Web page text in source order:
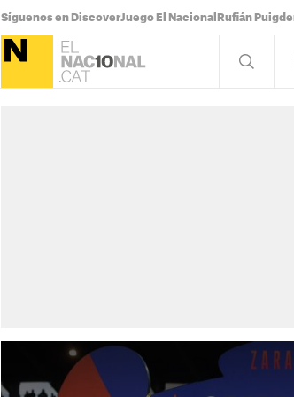
Síguenos en DiscoverJuego El Nacional Rufián